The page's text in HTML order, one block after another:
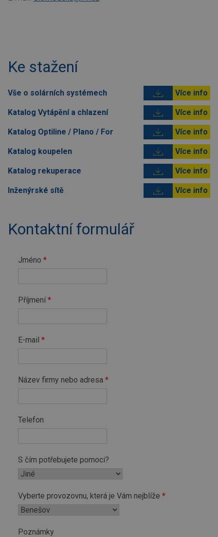
Ke stažení
Vše o solárních systémech Více info
Katalog Vytápění a chlazení Více info
Katalog Optiline / Plano / For Více info
Katalog koupelen Více info
Katalog rekuperace Více info
Inženýrské sítě Více info
Kontaktní formulář
Jméno
Příjmení
E-mail
Název firmy nebo adresa
Telefon
S čím potřebujete pomoci?
Vyberte provozovnu, která je Vám nejblíže
Poznámky